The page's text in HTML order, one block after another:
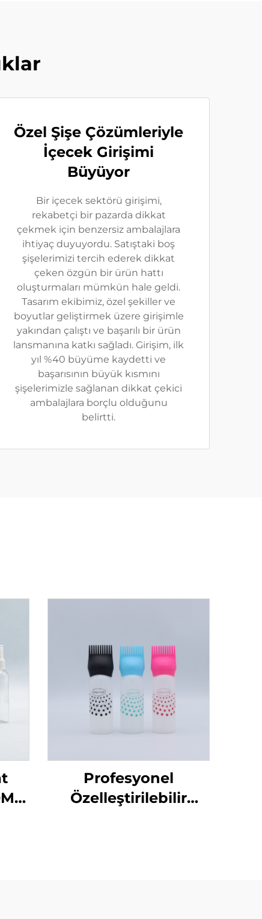
Özel Şişe Çözümleriyle
İçecek Girişimi
Büyüyor
Bir içecek sektörü girişimi,
rekabetçi bir pazarda dikkat
çekmek için benzersiz ambalajlara
ihtiyaç duyuyordu. Satıştaki boş
şişelerimizi tercih ederek dikkat
çeken özgün bir ürün hattı
oluşturmaları mümkün hale geldi.
Tasarım ekibimiz, özel şekiller ve
boyutlar geliştirmek üzere girişimle
yakından çalıştı ve başarılı bir ürün
lansmanına katkı sağladı. Girişim, ilk
yıl %40 büyüme kaydetti ve
başarısının büyük kısmını
şişelerimizle sağlanan dikkat çekici
ambalajlara borçlu olduğunu
belirtti.
Profesyonel
Özelleştirilebilir